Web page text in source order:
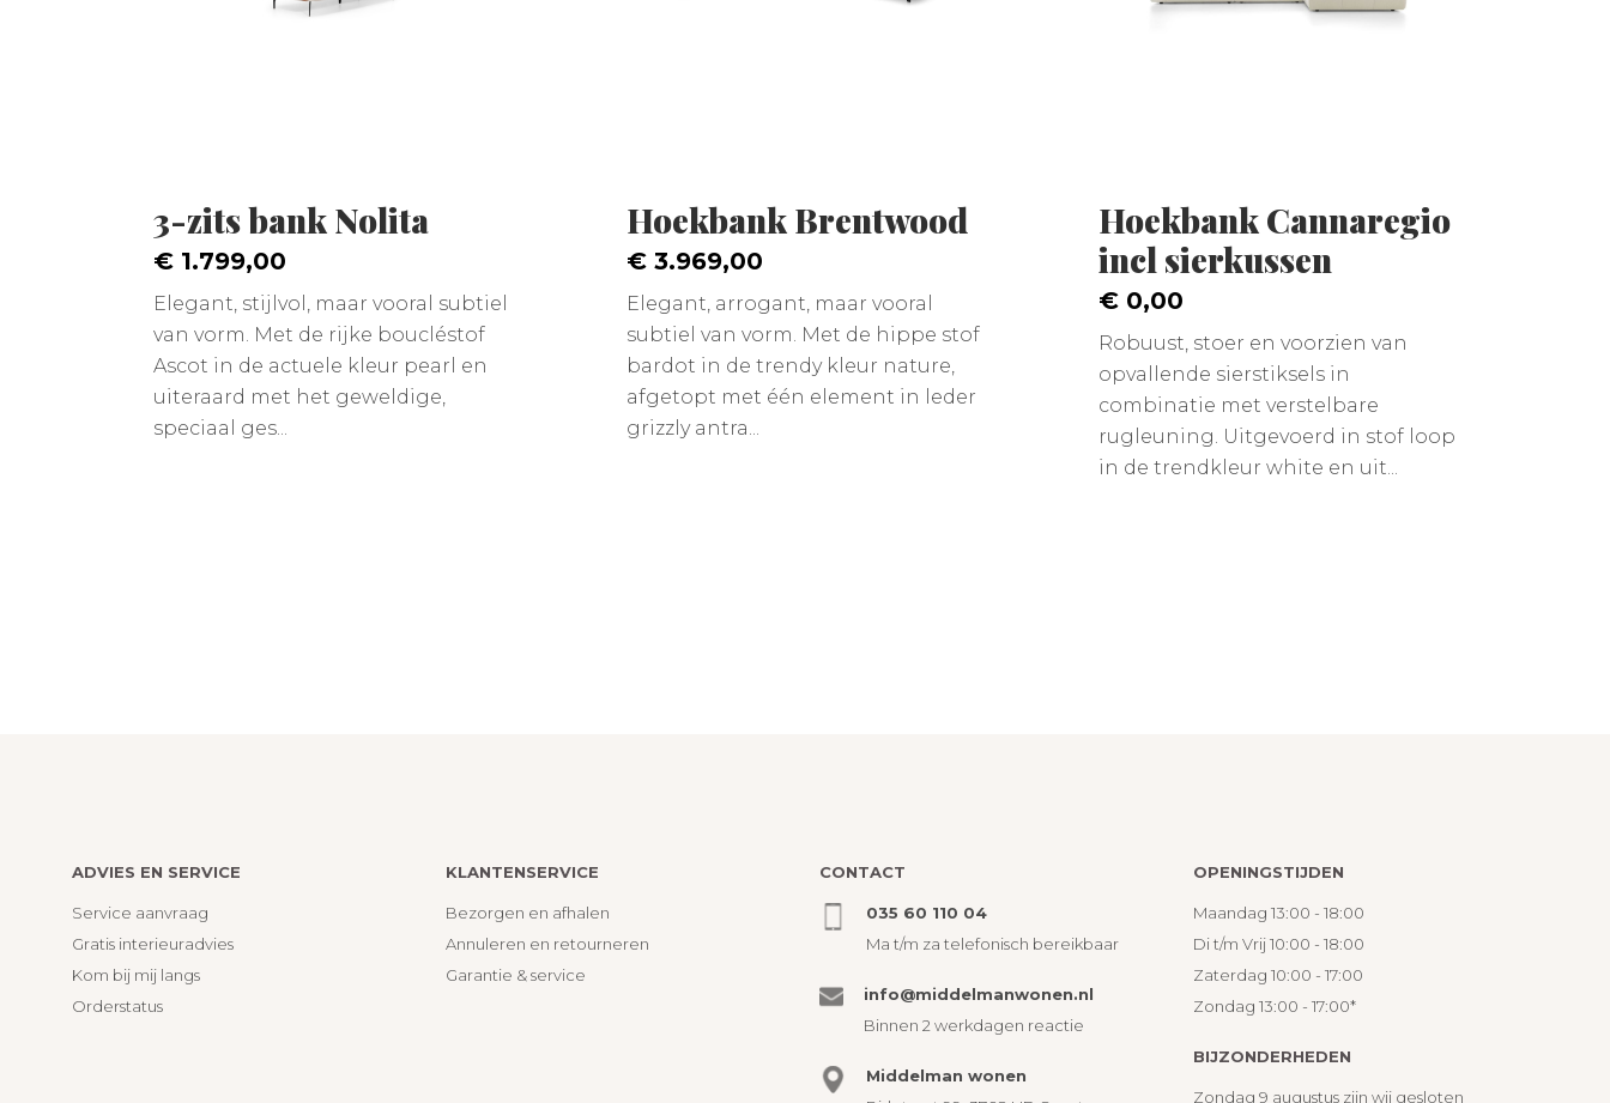
3-zits bank Nolita
€ 1.799,00
Elegant, stijlvol, maar vooral subtiel
van vorm. Met de rijke boucléstof
Ascot in de actuele kleur pearl en
uiteraard met het geweldige,
speciaal ges...
Hoekbank Brentwood
€ 3.969,00
Elegant, arrogant, maar vooral
subtiel van vorm. Met de hippe stof
bardot in de trendy kleur nature,
afgetopt met één element in leder
grizzly antra...
Hoekbank Cannaregio
incl sierkussen
€ 0,00
Robuust, stoer en voorzien van
opvallende sierstiksels in
combinatie met verstelbare
rugleuning. Uitgevoerd in stof loop
in de trendkleur white en uit...
ADVIES EN SERVICE
Service aanvraag
Gratis interieuradvies
Kom bij mij langs
Orderstatus
KLANTENSERVICE
Bezorgen en afhalen
Annuleren en retourneren
Garantie & service
CONTACT
035 60 110 04
Ma t/m za telefonisch bereikbaar
info@middelmanwonen.nl
Binnen 2 werkdagen reactie
Middelman wonen
OPENINGSTIJDEN
Maandag 13:00 - 18:00
Di t/m Vrij 10:00 - 18:00
Zaterdag 10:00 - 17:00
Zondag 13:00 - 17:00*
BIJZONDERHEDEN
Zondag 9 augustus zijn wij gesloten